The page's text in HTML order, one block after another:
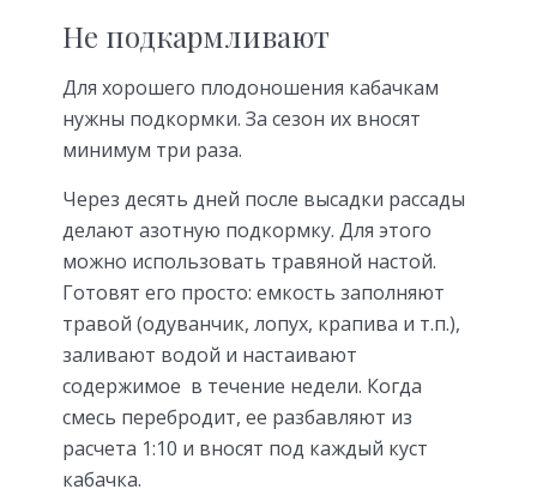
Не подкармливают
Для хорошего плодоношения кабачкам
нужны подкормки. За сезон их вносят
минимум три раза.
Через десять дней после высадки рассады
делают азотную подкормку. Для этого
можно использовать травяной настой.
Готовят его просто: емкость заполняют
травой (одуванчик, лопух, крапива и т.п.),
заливают водой и настаивают
содержимое в течение недели. Когда
смесь перебродит, ее разбавляют из
расчета 1:10 и вносят под каждый куст
кабачка.